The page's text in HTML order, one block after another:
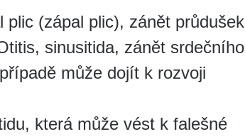
plic (zápal plic), zánět průdušek
sinusitida, zánět srdečního
může dojít k rozvoji
která může vést k falešné